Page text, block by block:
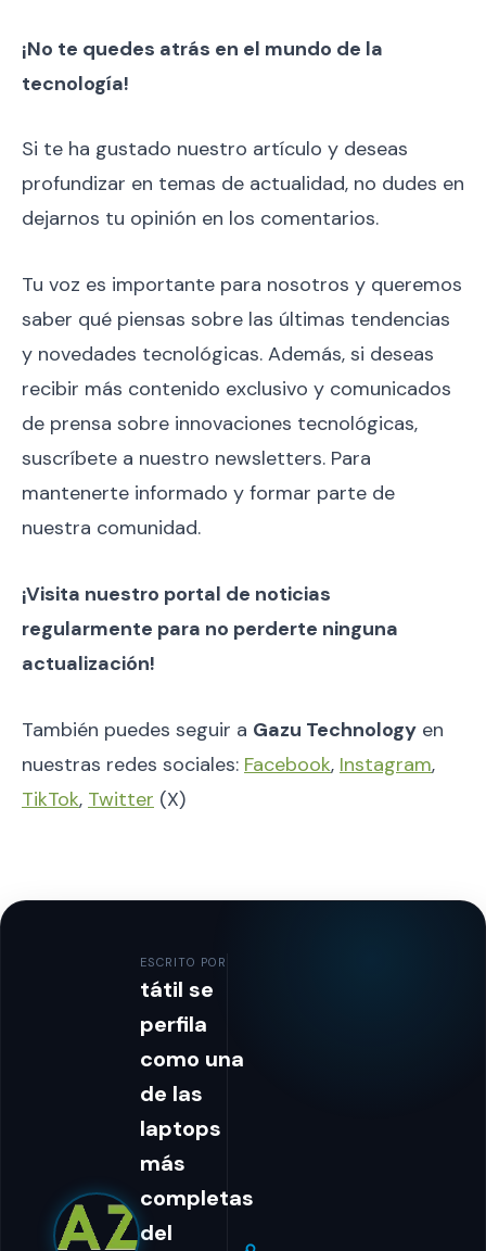
¡No te quedes atrás en el mundo de la
tecnología!
Si te ha gustado nuestro artículo y deseas
profundizar en temas de actualidad, no dudes en
dejarnos tu opinión en los comentarios.
Tu voz es importante para nosotros y queremos
saber qué piensas sobre las últimas tendencias
y novedades tecnológicas. Además, si deseas
recibir más contenido exclusivo y comunicados
de prensa sobre innovaciones tecnológicas,
suscríbete a nuestro newsletters. Para
mantenerte informado y formar parte de
nuestra comunidad.
¡Visita nuestro portal de noticias
regularmente para no perderte ninguna
actualización!
También puedes seguir a Gazu Technology en
nuestras redes sociales: Facebook, Instagram,
TikTok, Twitter (X)
ESCRITO POR
tátil se
perfila
como una
de las
laptops
más
completas
del